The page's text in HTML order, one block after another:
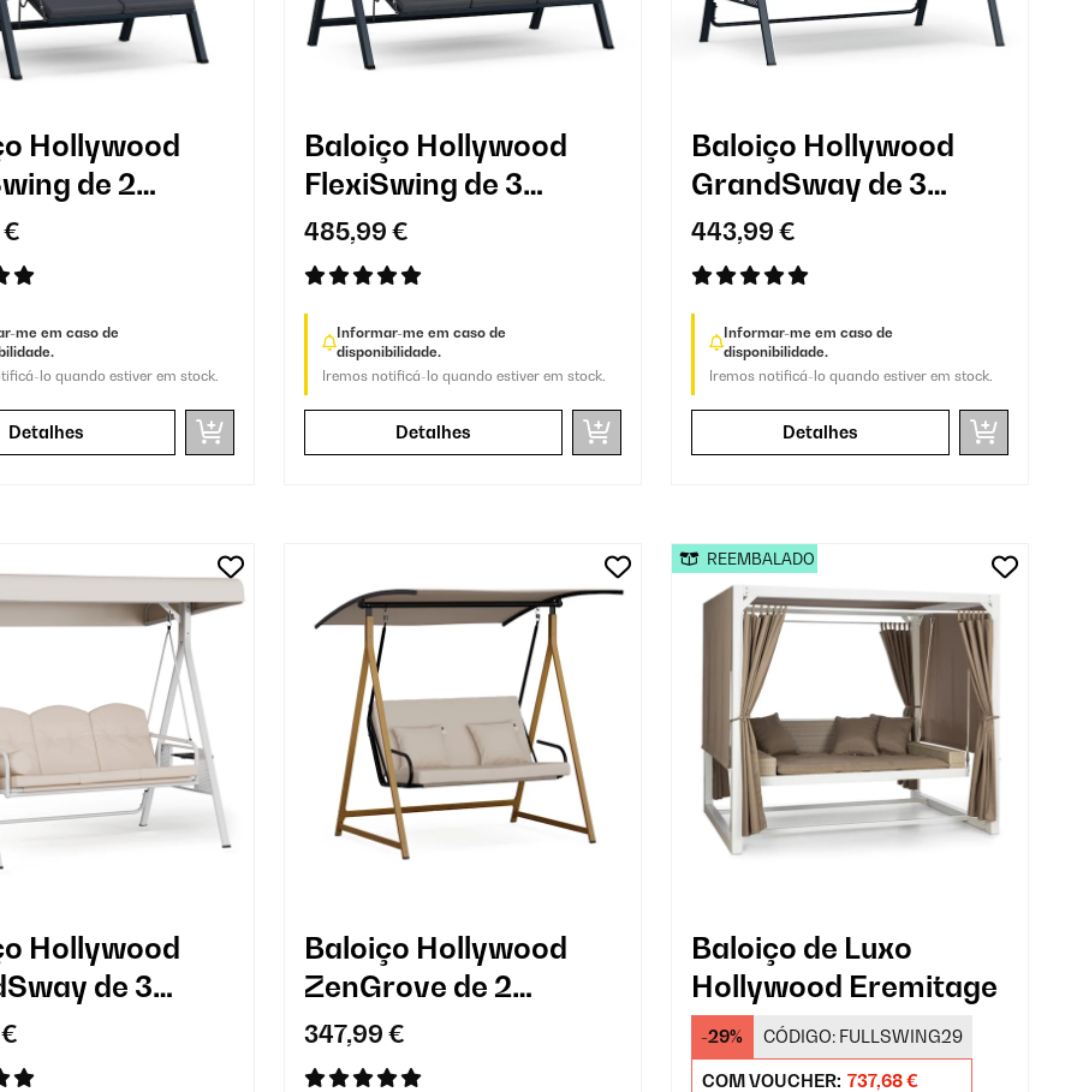
Hollywood
de 2
me em caso de
lo quando estiver em stock.
Detalhes
Baloiço Hollywood
FlexiSwing de 3
lugares
485,99 €
Informar-me em caso de
disponibilidade.
Iremos notificá-lo quando estiver em stock.
Detalhes
Baloiço Hollywood
GrandSway de 3
lugares
443,99 €
Informar-me em caso de
disponibilidade.
Iremos notificá-lo quando estiver em stock.
Detalhes
Hollywood
de 3
Baloiço Hollywood
ZenGrove de 2
lugares
347,99 €
Baloiço de Luxo
Hollywood Eremitage
-29% CÓDIGO: FULLSWING29
COM VOUCHER: 737,68 €
REEMBALADO